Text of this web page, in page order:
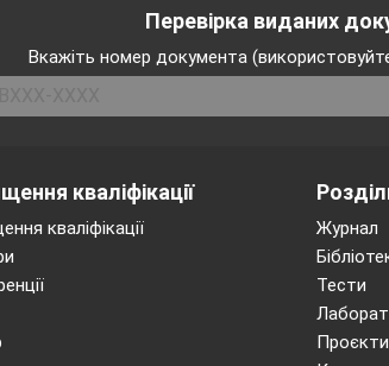
Перевірка виданих
Вкажіть номер документа
кваліфікації
кваліфікації
Журнал
Тести
Проєкти